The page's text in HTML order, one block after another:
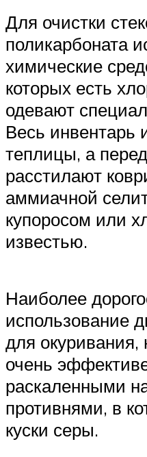
Для очистки
поликарбоната
химические
которых есть
одевают
Весь инвентарь
теплицы, а
расстилают
аммиачной
купоросом или
известью.
Наиболее
использование
для окуривания,
очень
раскаленными
противнями, в
куски серы.